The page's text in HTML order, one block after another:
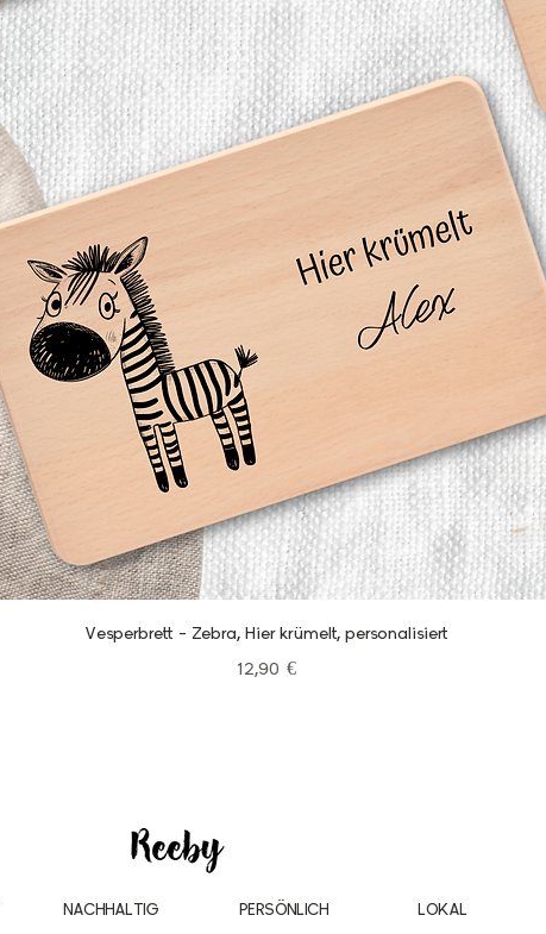
Schnellansicht
Vesperbrett - Zebra, Hier krümelt, personalisiert
Preis
12,90 €
NACHHALTIG PERSÖNLICH LOKAL